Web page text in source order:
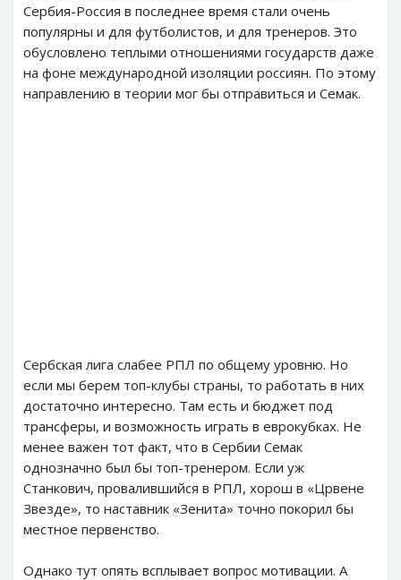
Сербия-Россия в последнее время стали очень
популярны и для футболистов, и для тренеров. Это
обусловлено теплыми отношениями государств даже
на фоне международной изоляции россиян. По этому
направлению в теории мог бы отправиться и Семак.
Сербская лига слабее РПЛ по общему уровню. Но
если мы берем топ-клубы страны, то работать в них
достаточно интересно. Там есть и бюджет под
трансферы, и возможность играть в еврокубках. Не
менее важен тот факт, что в Сербии Семак
однозначно был бы топ-тренером. Если уж
Станкович, провалившийся в РПЛ, хорош в «Црвене
Звезде», то наставник «Зенита» точно покорил бы
местное первенство.
Однако тут опять всплывает вопрос мотивации. А